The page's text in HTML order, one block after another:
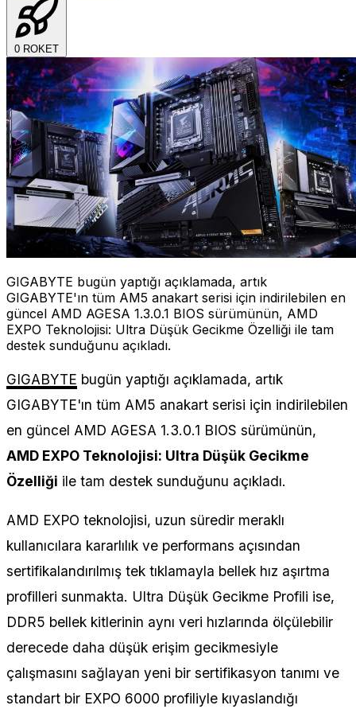
0 ROKET
GIGABYTE bugün yaptığı açıklamada, artık
GIGABYTE'ın tüm AM5 anakart serisi için indirilebilen en
güncel AMD AGESA 1.3.0.1 BIOS sürümünün, AMD
EXPO Teknolojisi: Ultra Düşük Gecikme Özelliği ile tam
destek sunduğunu açıkladı.
GIGABYTE bugün yaptığı açıklamada, artık
GIGABYTE'ın tüm AM5 anakart serisi için indirilebilen
en güncel AMD AGESA 1.3.0.1 BIOS sürümünün,
AMD EXPO Teknolojisi: Ultra Düşük Gecikme
Özelliği ile tam destek sunduğunu açıkladı.
AMD EXPO teknolojisi, uzun süredir meraklı
kullanıcılara kararlılık ve performans açısından
sertifikalandırılmış tek tıklamayla bellek hız aşırtma
profilleri sunmakta. Ultra Düşük Gecikme Profili ise,
DDR5 bellek kitlerinin aynı veri hızlarında ölçülebilir
derecede daha düşük erişim gecikmesiyle
çalışmasını sağlayan yeni bir sertifikasyon tanımı ve
standart bir EXPO 6000 profiliyle kıyaslandığı